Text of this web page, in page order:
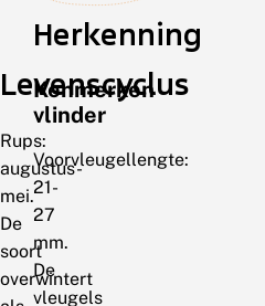
Levenscyclus
Rups:
augustus-
mei.
De
soort
overwintert
Herkenning
Kenmerken
vlinder
Voorvleugellengte:
21-
27
mm.
De
vleugels